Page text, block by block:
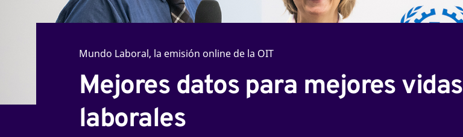
Mundo Laboral, la emisión online de la OIT
Mejores datos para mejores vidas
laborales